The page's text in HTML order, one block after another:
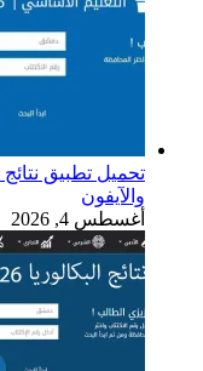
والآيفون
أغسطس 4, 2026